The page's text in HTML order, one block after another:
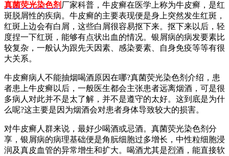
真菌荧光染色剂 厂家科普，牛皮癣在医学上称为牛皮癣，是红
斑脱屑性的疾病。牛皮癣的主要表现便是身上突然发生红斑，
红斑上边会有白屑，这些白屑很容易抠下来。抠下来以后，轻
度捏一下红斑，能够有点状出血的情况。银屑病的病发要素比
较复杂，一般认为跟先天因素、感染要素、自身免疫等等有很
大关系。
牛皮癣病人不能抽烟喝酒原因在哪?真菌荧光染色剂介绍，患
者患上牛皮癣以后，一般医生都会主张患者远离烟酒，可是很
多病人对此并不是太了解，并不是遵守的太好。这到底是为什
么呢?这主要是因为烟酒会对患者身体导致较大的损害。
对牛皮癣人群来说，最好少喝酒或忌酒。真菌荧光染色剂分
享，银屑病的病理基础便是角朊细胞过多增长，中性粒细胞浸
润及真皮血管的异常增生和扩大。喝酒尤其是烈酒，能直接软